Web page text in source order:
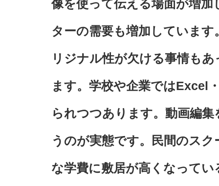
像を使って伝える場面が増
ターの需要も増加していま
リジナル性が欠ける事情も
ます。学校や企業ではExcel
られつつあります。動画編
うのが実態です。民間のス
な学費に敷居が高くなって